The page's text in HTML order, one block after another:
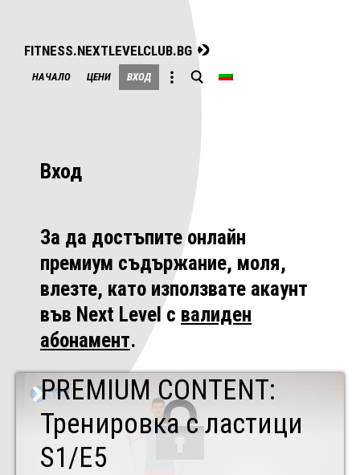
FITNESS.NEXTLEVELCLUB.BG
Skip
to
НАЧАЛО ЦЕНИ ВХОД
Вход
За да достъпите онлайн
премиум съдържание, моля,
влезте, като използвате акаунт
във Next Level с валиден
абонамент.
PREMIUM CONTENT:
Тренировка с ластици
S1/E5